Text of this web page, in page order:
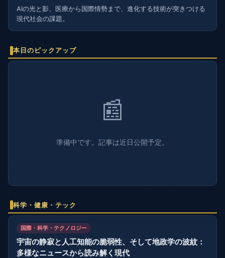
AIの光と影、医療から国際情勢まで、進化する技術が突きつける
現代社会の課題。
本日のピックアップ
📰
準備中です。記事は近日公開予定。
科学・健康・テック
国際・科学・テクノロジー
宇宙の静寂と人工知能の脆弱性、そして地政学の波紋：
多様なニュースから読み解く現代